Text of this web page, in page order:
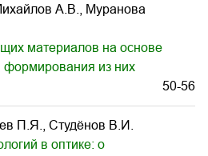
А.В., Муранова
материалов на основе
из них
50-56
П.Я., Студёнов В.И.
в оптике: о